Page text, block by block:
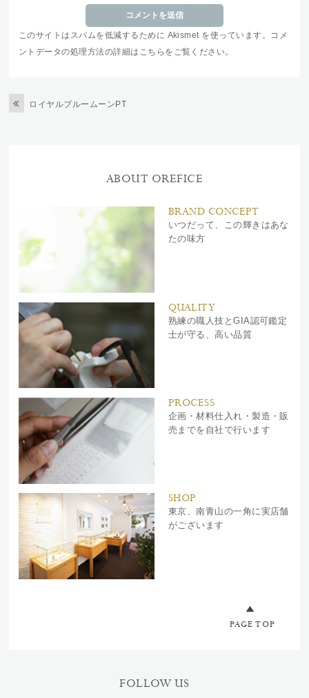
このサイトはスパムを低減するために Akismet を使っています。
コメ
ントデータの処理方法の詳細はこちらをご覧ください。
ロイヤルブルームーンPT
ABOUT OREFICE
BRAND CONCEPT
いつだって、この輝きはあな
たの味方
QUALITY
熟練の職人技とGIA認可鑑定
士が守る、高い品質
PROCESS
企画・材料仕入れ・製造・販
売までを自社で行います
SHOP
東京、南青山の一角に実店舗
がございます
PAGE TOP
FOLLOW US